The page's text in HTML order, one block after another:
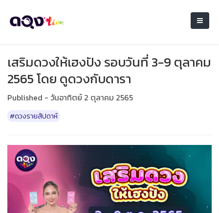
เสริมดวงให้เฮงปัง รอบวันที่ 3-9 ตุลาคม
2565 โดย ดูดวงกับดารา
Published - วันอาทิตย์ 2 ตุลาคม 2565
#ดวงรายสัปดาห์